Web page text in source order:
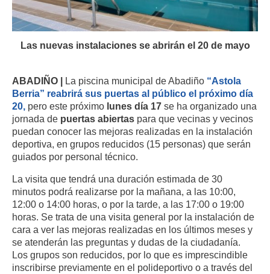
Las nuevas instalaciones se abrirán el 20 de mayo
ABADIÑO | La piscina municipal de Abadiño “Astola
Berria” reabrirá sus puertas al público el próximo día
20, pero este próximo lunes día 17 se ha organizado una
jornada de puertas abiertas para que vecinas y vecinos
puedan conocer las mejoras realizadas en la instalación
deportiva, en grupos reducidos (15 personas) que serán
guiados por personal técnico.
La visita que tendrá una duración estimada de 30
minutos podrá realizarse por la mañana, a las 10:00,
12:00 o 14:00 horas, o por la tarde, a las 17:00 o 19:00
horas. Se trata de una visita general por la instalación de
cara a ver las mejoras realizadas en los últimos meses y
se atenderán las preguntas y dudas de la ciudadanía.
Los grupos son reducidos, por lo que es imprescindible
inscribirse previamente en el polideportivo o a través del